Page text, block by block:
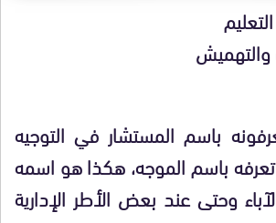
والتهميش
باسم المستشار في التوجيه
تعرفه باسم الموجه، هكذا هو اسمه
وحتى عند بعض الأطر الإدارية